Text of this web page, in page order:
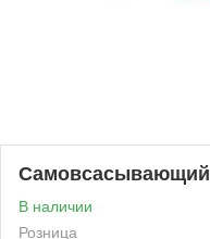
Самовсасывающий
В наличии
Розница